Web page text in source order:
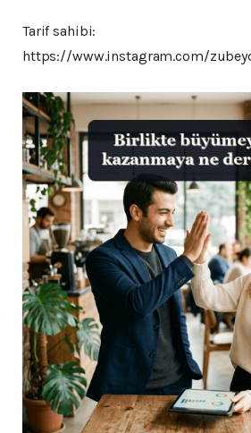
Tarif sahibi:
https://www.instagram.com/